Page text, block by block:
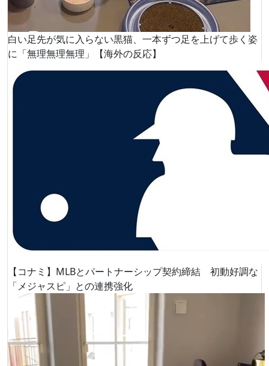
白い足先が気に入らない黒猫、一本ずつ足を上げて歩く姿
に「無理無理無理」【海外の反応】
【コナミ】MLBとパートナーシップ契約締結 初動好調な
「メジャスピ」との連携強化